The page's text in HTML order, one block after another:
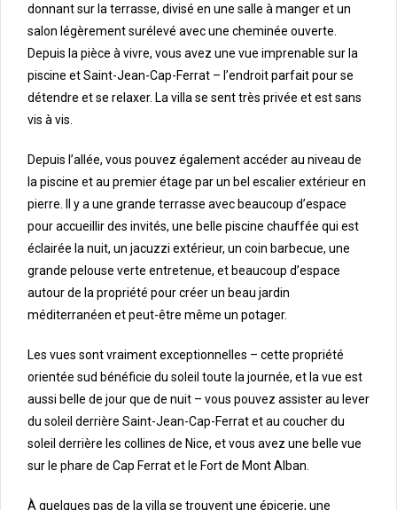
donnant sur la terrasse, divisé en une salle à manger et un
salon légèrement surélevé avec une cheminée ouverte.
Depuis la pièce à vivre, vous avez une vue imprenable sur la
piscine et Saint-Jean-Cap-Ferrat – l’endroit parfait pour se
détendre et se relaxer. La villa se sent très privée et est sans
vis à vis.
Depuis l’allée, vous pouvez également accéder au niveau de
la piscine et au premier étage par un bel escalier extérieur en
pierre. Il y a une grande terrasse avec beaucoup d’espace
pour accueillir des invités, une belle piscine chauffée qui est
éclairée la nuit, un jacuzzi extérieur, un coin barbecue, une
grande pelouse verte entretenue, et beaucoup d’espace
autour de la propriété pour créer un beau jardin
méditerranéen et peut-être même un potager.
Les vues sont vraiment exceptionnelles – cette propriété
orientée sud bénéficie du soleil toute la journée, et la vue est
aussi belle de jour que de nuit – vous pouvez assister au lever
du soleil derrière Saint-Jean-Cap-Ferrat et au coucher du
soleil derrière les collines de Nice, et vous avez une belle vue
sur le phare de Cap Ferrat et le Fort de Mont Alban.
À quelques pas de la villa se trouvent une épicerie, une